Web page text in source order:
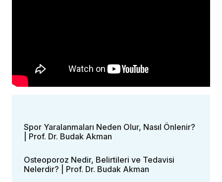
Spor Yaralanmaları Neden Olur, Nasıl Önlenir?
| Prof. Dr. Budak Akman
Osteoporoz Nedir, Belirtileri ve Tedavisi
Nelerdir? | Prof. Dr. Budak Akman